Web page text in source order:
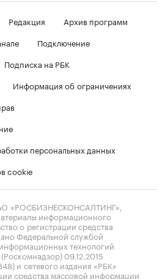
Редакция
Архив программ
Подключение
Подписка на РБК
Информация об ограничениях
персональных данных
cookie
«РОСБИЗНЕСКОНСАЛТИНГ»,
информационного
о регистрации средства
Федеральной службой
технологий
09.12.2015
и сетевого издания «РБК»
средства массовой информации